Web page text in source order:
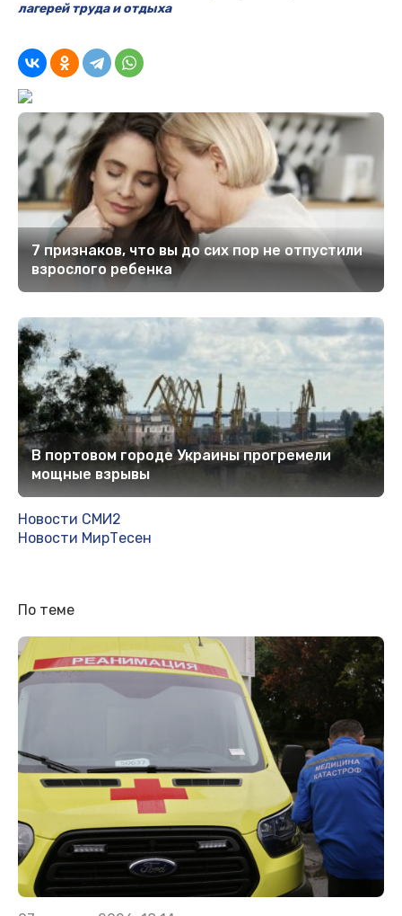
лагерей труда и отдыха
7 признаков, что вы до сих пор не отпустили
взрослого ребенка
В портовом городе Украины прогремели
мощные взрывы
Новости СМИ2
Новости МирТесен
По теме